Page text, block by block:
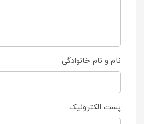
نام و نام خانوادگی
پست الکترونیک